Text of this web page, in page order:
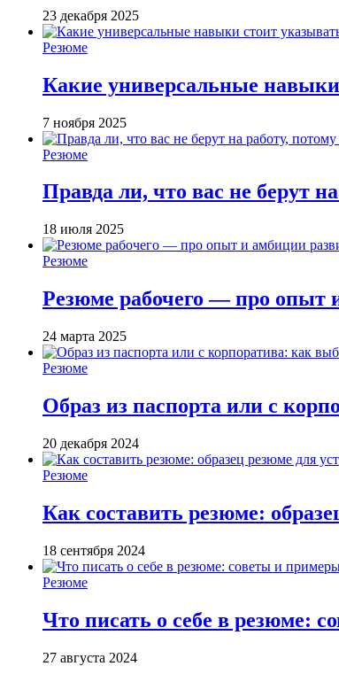
23 декабря 2025
Резюме
Какие универсальные
7 ноября 2025
Резюме
Правда ли, что вас не берут
18 июля 2025
Резюме
Резюме рабочего — про опыт
24 марта 2025
Резюме
Образ из паспорта или с
20 декабря 2024
Резюме
Как составить резюме:
18 сентября 2024
Резюме
Что писать о себе в резюме:
27 августа 2024